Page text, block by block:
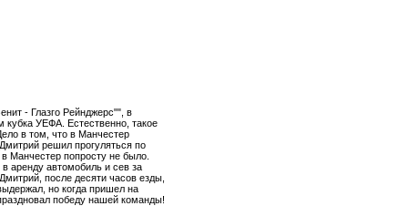
- Глазго Рейнджерс"", в
кубка УЕФА. Естественно, такое
в том, что в Манчестер
решил прогуляться по
Манчестер попросту не было.
аренду автомобиль и сев за
после десяти часов езды,
но когда пришел на
победу нашей команды!